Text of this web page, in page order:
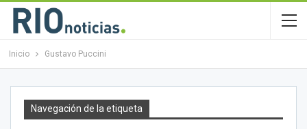
Inicio Gustavo Puccini
Navegación de la etiqueta